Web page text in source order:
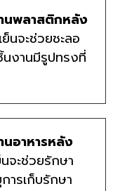
นพลาสติกหลัง
ย็นจะช่วยชะลอ
งานมีรูปทรงที่
อาหารหลัง
นจะช่วยรักษา
ารเก็บรักษา